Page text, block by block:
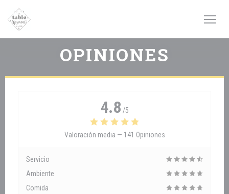
OPINIONES
4.8 /5
Valoración media — 141 Opiniones
Servicio
Ambiente
Comida